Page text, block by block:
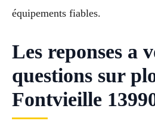
équipements fiables.
Les reponses a
questions sur
Fontvieille